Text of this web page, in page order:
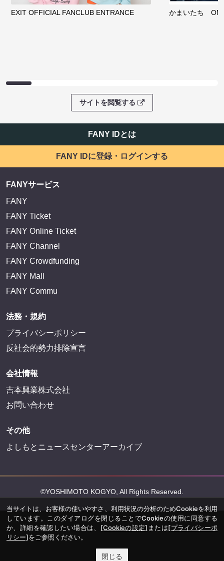
EXIT OFFICIAL FANCLUB ENTRANCE かまいたち
サイトを閲覧する
FANY IDとは
FANY IDに登録・ログインする
FANYサービス
FANY
FANY Ticket
FANY Online Ticket
FANY Channel
FANY Crowdfunding
FANY Mall
FANY Commu
法務・規約
プライバシーポリシー
反社会的勢力排除宣言
会社情報
吉本興業株式会社
お問い合わせ
その他
よしもとニュースセンターアーカイブ
©YOSHIMOTO KOGYO, All Rights Reserved.
当サイトは、お客様の使いやすさ、利用状況の分析のためCookieを利用
しています。このダイアログを閉じることでCookieの使用に同意する
か、詳細を確認したい場合は、 [Cookieの設定] または[プライバシーポ
リシー]をご参照ください。
閉じる